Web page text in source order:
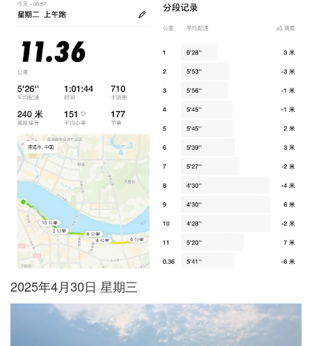
2025年4月30日 星期三